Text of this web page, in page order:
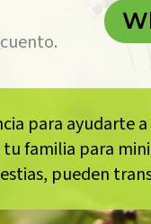
para ayudarte
familia para
pueden